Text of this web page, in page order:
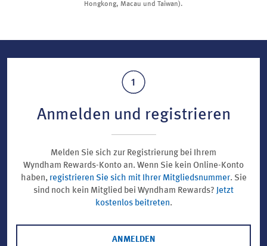
Hongkong, Macau und Taiwan).
Anmelden und registrieren
Melden Sie sich zur Registrierung bei Ihrem
Wyndham Rewards-Konto an. Wenn Sie kein Online-Konto
haben, registrieren Sie sich mit Ihrer Mitgliedsnummer. Sie
sind noch kein Mitglied bei Wyndham Rewards? Jetzt
kostenlos beitreten.
ANMELDEN